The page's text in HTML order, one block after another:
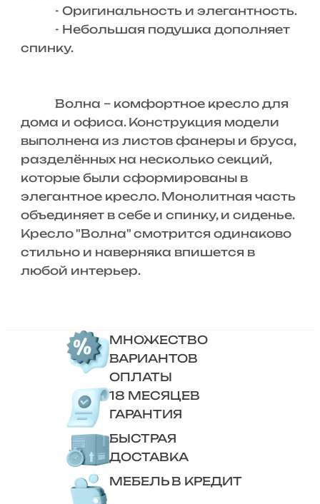
- Оригинальность и элегантность.
- Небольшая подушка дополняет
спинку.
Волна – комфортное кресло для
дома и офиса. Конструкция модели
выполнена из листов фанеры и бруса,
разделённых на несколько секций,
которые были сформированы в
элегантное кресло. Монолитная часть
объединяет в себе и спинку, и сиденье.
Кресло "Волна" смотрится одинаково
стильно и наверняка впишется в
любой интерьер.
МНОЖЕСТВО
ВАРИАНТОВ
ОПЛАТЫ
18 МЕСЯЦЕВ
ГАРАНТИЯ
БЫСТРАЯ
ДОСТАВКА
МЕБЕЛЬ В КРЕДИТ